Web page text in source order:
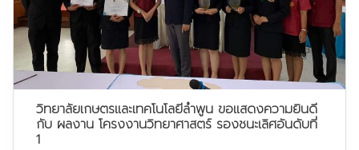
วิทยาลัยเกษตรและเทคโนโลยีลำพูน ขอแสดงความยินดี
กับ ผลงาน โครงงานวิทยาศาสตร์ รองชนะเลิศอันดับที่
1